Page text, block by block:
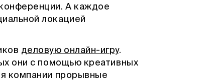
А каждое
локацией
деловую онлайн-игру.
они с помощью креативных
компании прорывные